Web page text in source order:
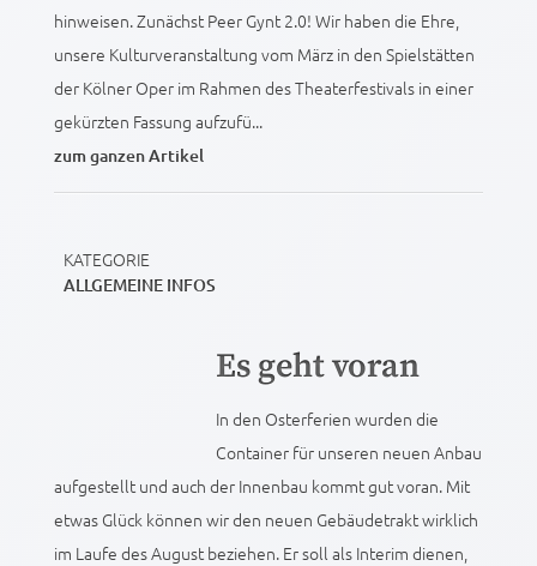
hinweisen. Zunächst Peer Gynt 2.0! Wir haben die Ehre,
unsere Kulturveranstaltung vom März in den Spielstätten
der Kölner Oper im Rahmen des Theaterfestivals in einer
gekürzten Fassung aufzufü...
zum ganzen Artikel
KATEGORIE
ALLGEMEINE INFOS
Es geht voran
In den Osterferien wurden die
Container für unseren neuen Anbau
aufgestellt und auch der Innenbau kommt gut voran. Mit
etwas Glück können wir den neuen Gebäudetrakt wirklich
im Laufe des August beziehen. Er soll als Interim dienen,